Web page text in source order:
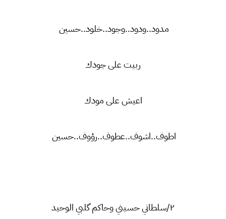
مدود..ودود..وجود..خلود..حسين
ربيت على جودك
اعيش على مودك
اطوف..اشوف..عطوف..رؤوف..حسين
٢/سلطاني حسيني وحاكم گلبي الوحيد